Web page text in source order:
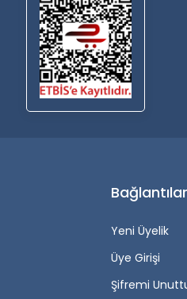
Bağlantılar
Yeni Üyelik
Üye Girişi
Şifremi